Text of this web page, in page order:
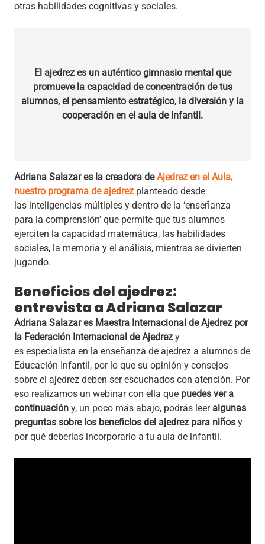
otras habilidades cognitivas y sociales.
El ajedrez es un auténtico gimnasio mental que
promueve la capacidad de concentración de tus
alumnos, el pensamiento estratégico, la diversión y la
cooperación en el aula de infantil.
Adriana Salazar es la creadora deAjedrez en el Aula,
nuestro programa de ajedrez planteado desde
las inteligencias múltiples y dentro de la ‘enseñanza
para la comprensión’ que permite que tus alumnos
ejerciten la capacidad matemática, las habilidades
sociales, la memoria y el análisis, mientras se divierten
jugando.
Beneficios del ajedrez:
entrevista a Adriana Salazar
Adriana Salazar es Maestra Internacional de Ajedrez por
la Federación Internacional de Ajedrez y
es especialista en la enseñanza de ajedrez a alumnos de
Educación Infantil, por lo que su opinión y consejos
sobre el ajedrez deben ser escuchados con atención. Por
eso realizamos un webinar con ella que puedes ver a
continuación y, un poco más abajo, podrás leer algunas
preguntas sobre los beneficios del ajedrez para niños y
por qué deberías incorporarlo a tu aula de infantil.